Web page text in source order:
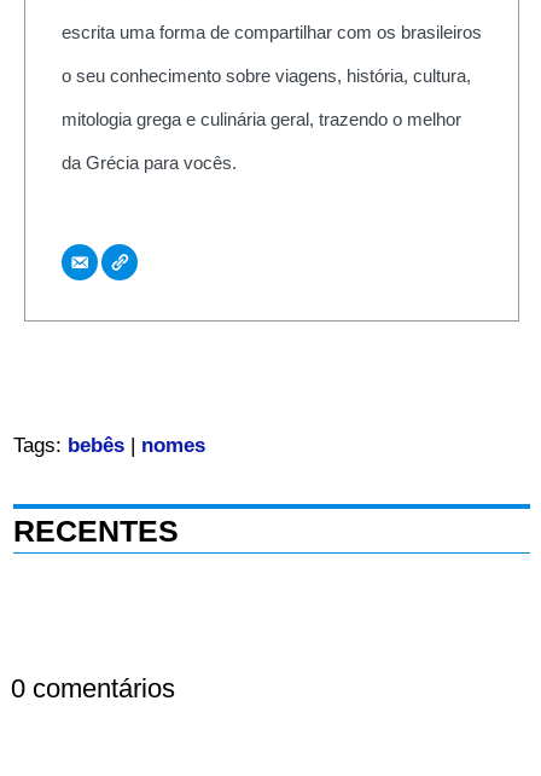
escrita uma forma de compartilhar com os brasileiros
o seu conhecimento sobre viagens, história, cultura,
mitologia grega e culinária geral, trazendo o melhor
da Grécia para vocês.
Tags: bebês| nomes
RECENTES
0 comentários